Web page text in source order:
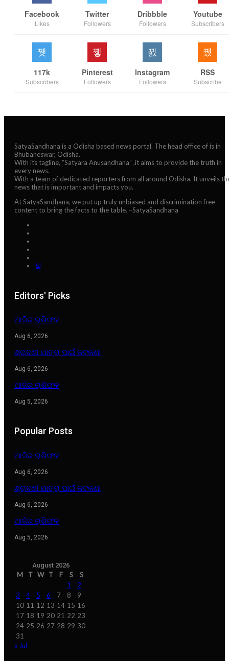
Facebook
Likes
Twitter
Followers
Dribbble
Followers
Youtube
Subscribers
117k
Subscribers
Pinterest
Followers
Instagram
Followers
RSS
Subscribe
SatyaSandhana is a Odisha based news portal. The head office of is in
Bhubaneswar, Odisha.
With its tagline, “Satyara Anusandhana” ,it aims to provide the truth in
every news.
With a team of dedicated reporters from all around Odisha. It unveils
news that is important and impacts you.
At SatyaSandhana, we put up truly unbiased and discrimination free
content to bring the facts to the table. –SatyaSandhana
Editors' Picks
ଆଜିର ରାଶିଫଳ
Aug 6, 2026
ଶ୍ରାବଣୀ ଯାତ୍ରା ପାଇଁ କଟକଣା
Aug 6, 2026
ଆଜିର ରାଶିଫଳ
Aug 5, 2026
Popular Posts
ଆଜିର ରାଶିଫଳ
Aug 6, 2026
ଶ୍ରାବଣୀ ଯାତ୍ରା ପାଇଁ କଟକଣା
Aug 6, 2026
ଆଜିର ରାଶିଫଳ
Aug 5, 2026
August 2026
M T W T F S
S
1
2
3
4 5 6 7 8
9
10 11 12 13 14 15 16
17 18 19 20 21 22 23
24 25 26 27 28 29 30
31
« Jul